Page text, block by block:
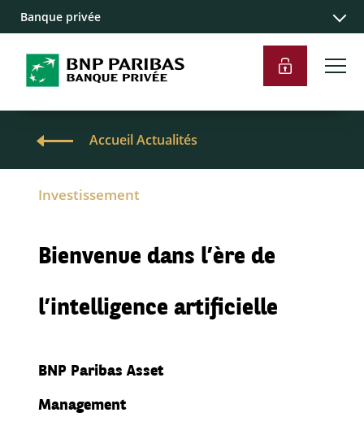
Banque privée
Accueil Actualités
Investissement
Bienvenue dans l’ère de
l’intelligence artificielle
BNP Paribas Asset
Management